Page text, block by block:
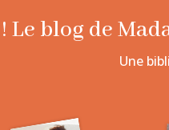
Le blog de
Une